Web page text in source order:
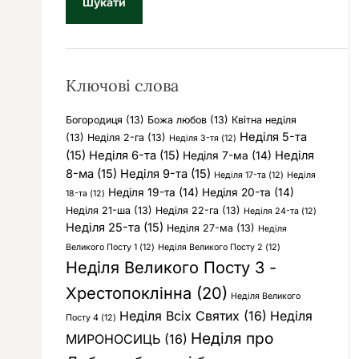
к
Ключові слова
Богородиця (13) Божа любов (13) Квітна неділя
(13) Неділя 2-га (13) Неділя 3-тя (12) Неділя 5-та
(15) Неділя 6-та (15) Неділя 7-ма (14) Неділя
8-ма (15) Неділя 9-та (15) Неділя 17-та (12) Неділя
18-та (12) Неділя 19-та (14) Неділя 20-та (14)
Неділя 21-ша (13) Неділя 22-га (13) Неділя 24-та (12)
Неділя 25-та (15) Неділя 27-ма (13) Неділя
Великого Посту 1 (12) Неділя Великого Посту 2 (12)
Неділя Великого Посту 3 -
Хрестопоклінна (20) Неділя Великого
Посту 4 (12) Неділя Всіх Святих (16) Неділя
МИРОНОСИЦЬ (16) Неділя про